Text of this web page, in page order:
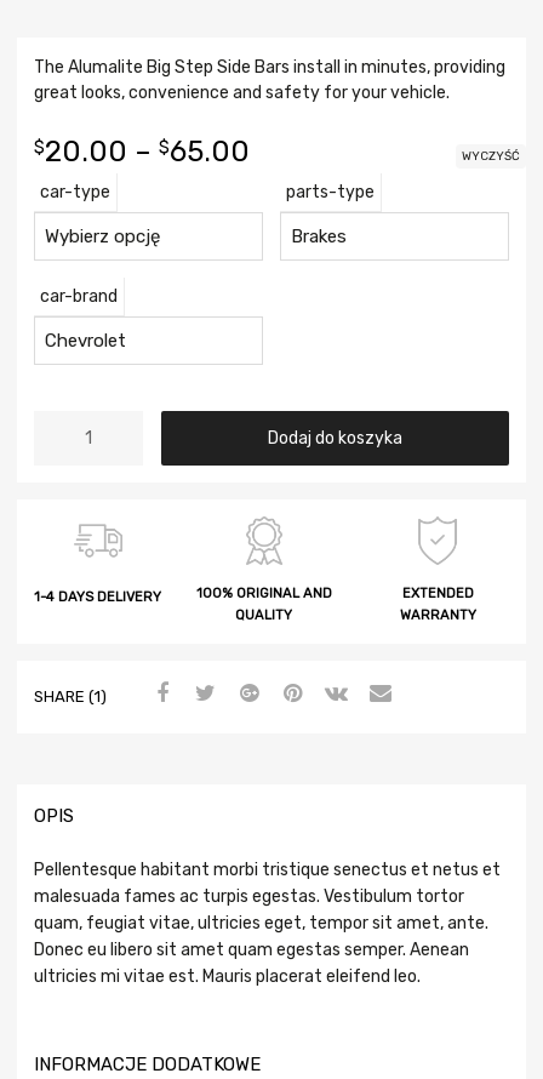
The Alumalite Big Step Side Bars install in minutes, providing
great looks, convenience and safety for your vehicle.
$20.00 – $65.00
car-type parts-type
сar-brand
WYCZYŚĆ
Dodaj do koszyka
1-4 DAYS DELIVERY
100% ORIGINAL AND
QUALITY
EXTENDED
WARRANTY
SHARE (1)
OPIS
Pellentesque habitant morbi tristique senectus et netus et
malesuada fames ac turpis egestas. Vestibulum tortor
quam, feugiat vitae, ultricies eget, tempor sit amet, ante.
Donec eu libero sit amet quam egestas semper. Aenean
ultricies mi vitae est. Mauris placerat eleifend leo.
INFORMACJE DODATKOWE